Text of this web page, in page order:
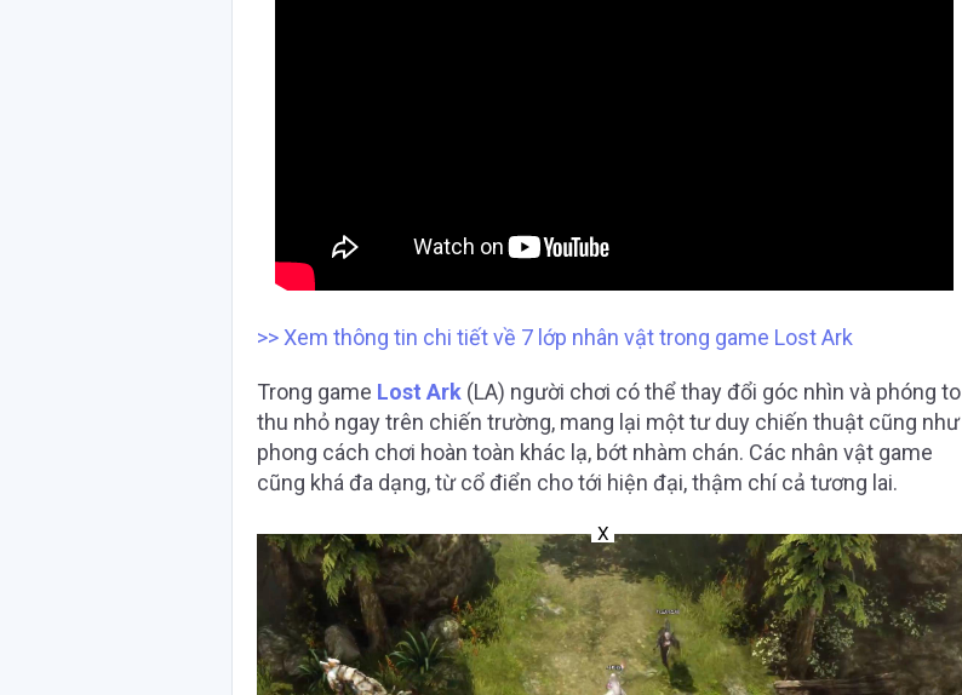
>> Xem thông tin chi tiết về 7 lớp nhân vật trong game Lost Ark
Trong game Lost Ark (LA) người chơi có thể thay đổi góc nhìn và phóng to
thu nhỏ ngay trên chiến trường, mang lại một tư duy chiến thuật cũng như
phong cách chơi hoàn toàn khác lạ, bớt nhàm chán. Các nhân vật game
cũng khá đa dạng, từ cổ điển cho tới hiện đại, thậm chí cả tương lai.
X